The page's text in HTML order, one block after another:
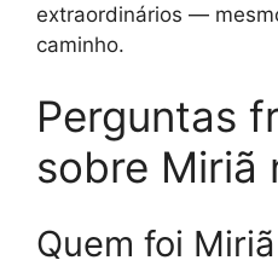
extraordinários —
caminho.
Perguntas
sobre Miriã
Quem foi